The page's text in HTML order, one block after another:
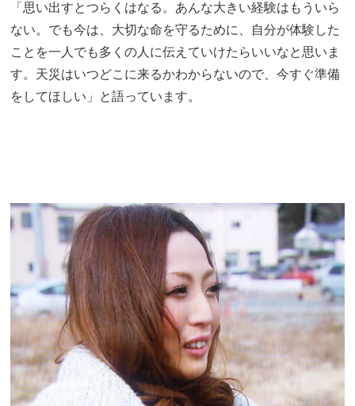
「思い出すとつらくはなる。あんな大きい経験はもういら
ない。でも今は、大切な命を守るために、自分が体験した
ことを一人でも多くの人に伝えていけたらいいなと思いま
す。天災はいつどこに来るかわからないので、今すぐ準備
をしてほしい」と語っています。